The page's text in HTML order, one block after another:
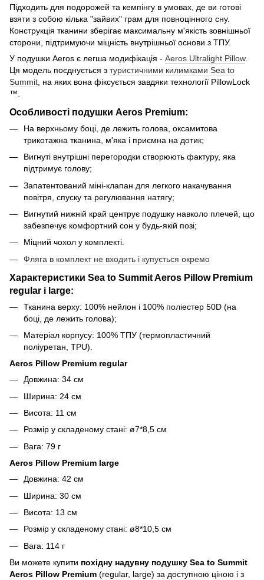
Підходить для подорожей та кемпінгу в умовах, де ви готові
взяти з собою кілька "зайвих" грам для повноцінного сну.
Конструкція тканини зберігає максимальну м'якість зовнішньої
сторони, підтримуючи міцність внутрішньої основи з ТПУ.
У подушки Aeros є легша модифікація - Aeros Ultralight Pillow.
Ця модель поєднується з туристичними килимками Sea to
Summit , на яких вона фіксується завдяки технології PillowLock
™.
Особливості подушки Aeros Premium:
На верхньому боці, де лежить голова, оксамитова
трикотажна тканина, м'яка і приємна на дотик;
Вигнуті внутрішні перегородки створюють фактуру, яка
підтримує голову;
Запатентований міні-клапан для легкого накачування
повітря, спуску та регулювання натягу;
Вигнутий нижній край центрує подушку навколо плечей, що
забезпечує комфортний сон у будь-якій позі;
Міцний чохол у комплекті.
Фляга в комплект не входить і купується окремо
Характеристики Sea to Summit Aeros Pillow Premium
regular і large:
Тканина верху: 100% нейлон і 100% поліестер 50D (на
боці, де лежить голова);
Матеріал корпусу: 100% ТПУ (термопластичний
поліуретан, TPU).
Aeros Pillow Premium regular
Довжина: 34 см
Ширина: 24 см
Висота: 11 см
Розмір у складеному стані: ø7*8,5 см
Вага: 79 г
Aeros Pillow Premium large
Довжина: 42 см
Ширина: 30 см
Висота: 13 см
Розмір у складеному стані: ø8*10,5 см
Вага: 114 г
Ви можете купити похідну надувну подушку Sea to Summit
Aeros Pillow Premium (regular, large) за доступною ціною і з